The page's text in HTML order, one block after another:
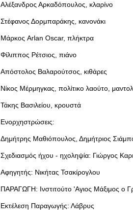
Αλέξανδρος Αρκαδόπουλος, κλαρίνο
Στέφανος Δορμπαράκης, κανονάκι
Μάρκος Arlan Oscar, πλήκτρα
Φίλιππος Ρέτσιος, πιάνο
Απόστολος Βαλαρούτσος, κιθάρες
Νίκος Μέρμηγκας, πολίτικο λαούτο,
Τάκης Βασιλείου, κρουστά
Ενορχηστρώσεις:
Δημήτρης Μαθιόπουλος, Δημήτριος
Σχεδιασμός ήχου - ηχοληψία: Γιώργος
Αφηγητής: Νικήτας Τσακίρογλου
ΠΑΡΑΓΩΓΗ: Ινστιτούτο 'Αγιος Μάξιμος ο
Εκτέλεση Παραγωγής: Λάβρυς